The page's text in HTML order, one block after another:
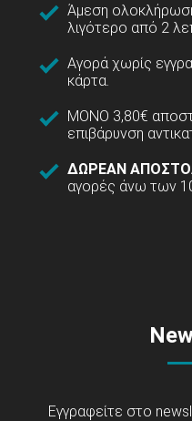
Άμεση
λιγότερο από 2
Αγορά χωρίς
κάρτα.
ΜΟΝΟ 3,80€
επιβάρυνση
ΔΩΡΕΑΝ
αγορές άνω των
Εγγραφείτε στο